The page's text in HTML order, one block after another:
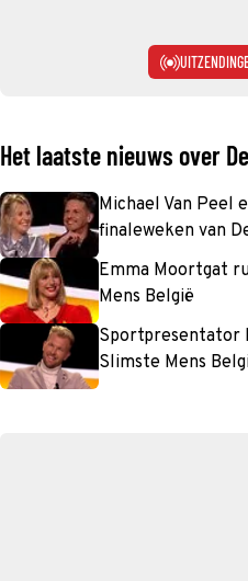
Het laatste nieuws over
Michael Van Peel
finaleweken van
Emma Moortgat
Mens België
Sportpresentator
Slimste Mens